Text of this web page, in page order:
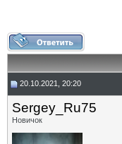
20.10.2021, 20:20
Sergey_Ru75
Новичок